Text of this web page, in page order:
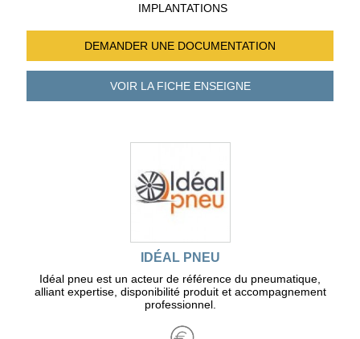
IMPLANTATIONS
DEMANDER UNE DOCUMENTATION
VOIR LA FICHEENSEIGNE
IDÉAL PNEU
Idéal pneu est un acteur de référence du pneumatique,
alliant expertise, disponibilité produit et accompagnement
professionnel.